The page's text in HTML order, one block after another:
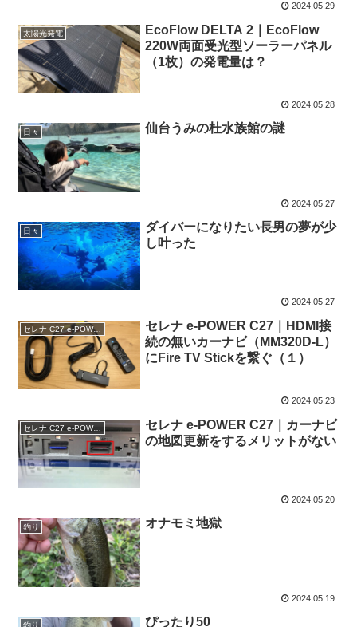
2024.05.29
太陽光発電
EcoFlow DELTA 2｜EcoFlow
220W両面受光型ソーラーパネル
（1枚）の発電量は？
2024.05.28
日々 仙台うみの杜水族館の謎
2024.05.27
日々
ダイバーになりたい長男の夢が少
し叶った
2024.05.27
セレナ C27 e-POWER
セレナ e-POWER C27｜HDMI接
続の無いカーナビ（MM320D-L）
にFire TV Stickを繋ぐ（１）
2024.05.23
セレナ C27 e-POWER
セレナ e-POWER C27｜カーナビ
の地図更新をするメリットがない
2024.05.20
釣り オナモミ地獄
2024.05.19
ぴったり50